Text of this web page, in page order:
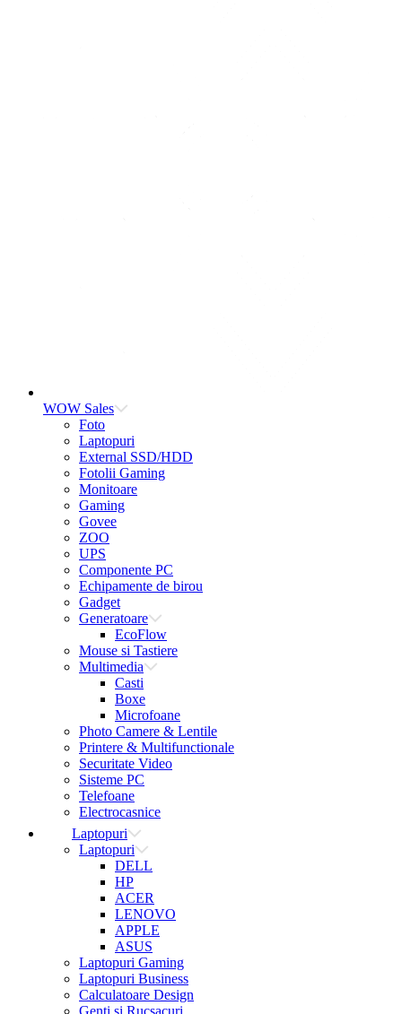
WOW Sales
Foto
Laptopuri
External SSD/HDD
Fotolii Gaming
Monitoare
Gaming
Govee
ZOO
UPS
Componente PC
Echipamente de birou
Gadget
Generatoare
EcoFlow
Mouse si Tastiere
Multimedia
Casti
Boxe
Microfoane
Photo Camere & Lentile
Printere & Multifunctionale
Securitate Video
Sisteme PC
Telefoane
Electrocasnice
Laptopuri
Laptopuri
DELL
HP
ACER
LENOVO
APPLE
ASUS
Laptopuri Gaming
Laptopuri Business
Calculatoare Design
Genti si Rucsacuri